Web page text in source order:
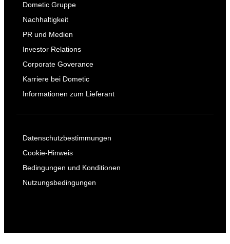
Dometic Gruppe
Nachhaltigkeit
PR und Medien
Investor Relations
Corporate Goverance
Karriere bei Dometic
Informationen zum Lieferant
Datenschutzbestimmungen
Cookie-Hinweis
Bedingungen und Konditionen
Nutzungsbedingungen